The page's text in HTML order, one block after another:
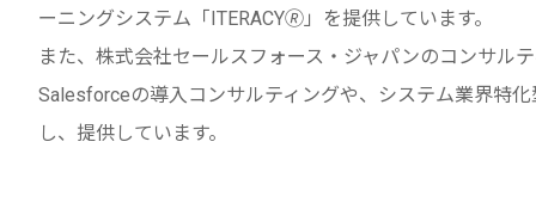
ーニングシステム「ITERACY🄬」を提供しています。
また、株式会社セールスフォース・ジャパンのコンサルテ
Salesforceの導入コンサルティングや、システム業界特
し、提供しています。